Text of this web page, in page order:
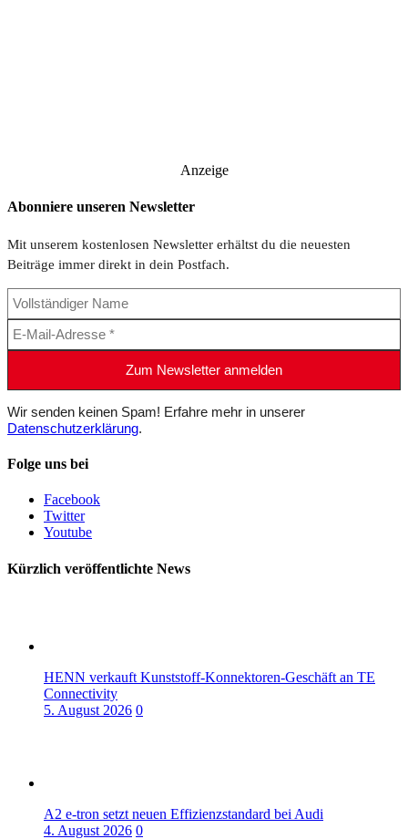
Anzeige
Abonniere unseren Newsletter
Mit unserem kostenlosen Newsletter erhältst du die neuesten
Beiträge immer direkt in dein Postfach.
Wir senden keinen Spam! Erfahre mehr in unserer
Datenschutzerklärung.
Folge uns bei
Facebook
Twitter
Youtube
Kürzlich veröffentlichte News
HENN verkauft Kunststoff-Konnektoren-Geschäft an TE
Connectivity
5. August 2026 0
A2 e-tron setzt neuen Effizienzstandard bei Audi
4. August 2026 0